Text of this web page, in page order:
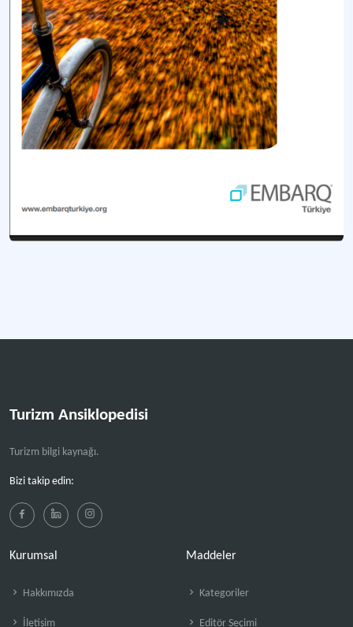
Turizm Ansiklopedisi
Turizm bilgi kaynağı.
Bizi takip edin:
Kurumsal
Hakkımızda
İletişim
Maddeler
Kategoriler
Editör Seçimi